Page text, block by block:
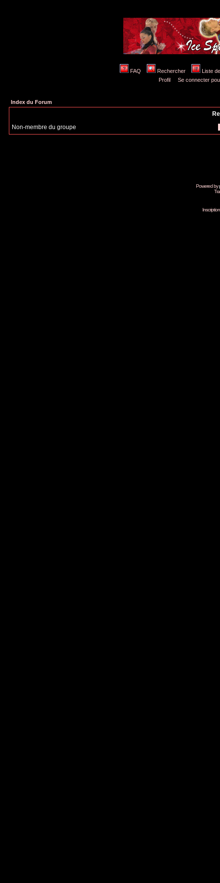
FAQ Rechercher
Liste
Profil
Se connecter
Index du Forum
Non-membre du groupe
Powered by